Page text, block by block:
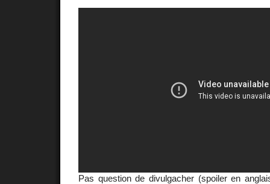
Pas question de divulgacher (spoiler en